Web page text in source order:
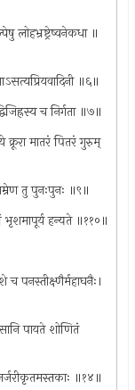
लोहभ्रष्ट्रेष्वनेकधा ॥
॥६॥
च निर्गता ॥७॥
ये क्रूरा मातरं पितरं गुरुम्
तु पुनःपुनः ॥९॥
भृशमापूर्य हन्यते ॥११०॥
च पनस्तीक्ष्णैर्महाघनैः।
पायते शोणितं
जर्जरीकृतमस्तकाः ॥१४॥